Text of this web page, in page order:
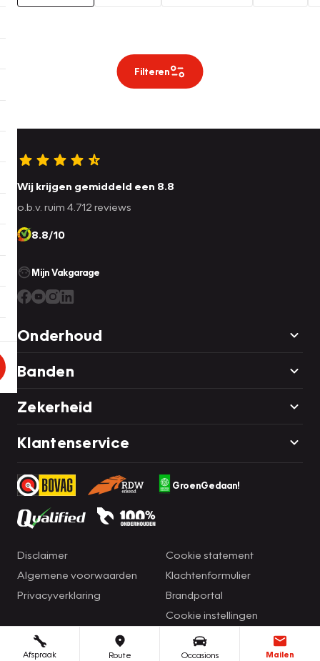
Filteren
Afspraak Route Occasions Mailen
Wij krijgen gemiddeld een 8.8
o.b.v. ruim 4.712 reviews
8.8/10
Mijn Vakgarage
Onderhoud
Banden
Zekerheid
Klantenservice
GroenGedaan!
Disclaimer
Algemene voorwaarden
Privacyverklaring
Cookie statement
Klachtenformulier
Brandportal
Cookie instellingen